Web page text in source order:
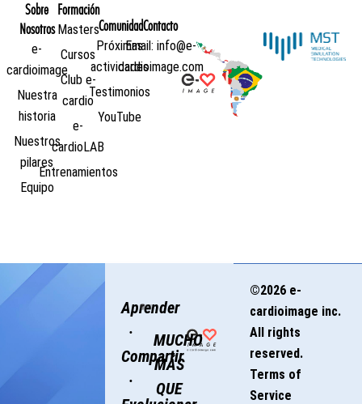
Sobre
Nosotros
e-
cardioimage
Nuestra
historia
Nuestros
pilares
Equipo
Formación
Masters
Cursos
Club e-
cardio
e-
cardioLAB
Entrenamientos
Comunidad
Próximas
actividades
Testimonios
YouTube
Contacto
Email: info@e-
cardioimage.com
Aprender
·
Compartir
·
MUCHO
MÁS
QUE
©2026 e-
cardioimage inc.
All rights
reserved.
Terms of
Service